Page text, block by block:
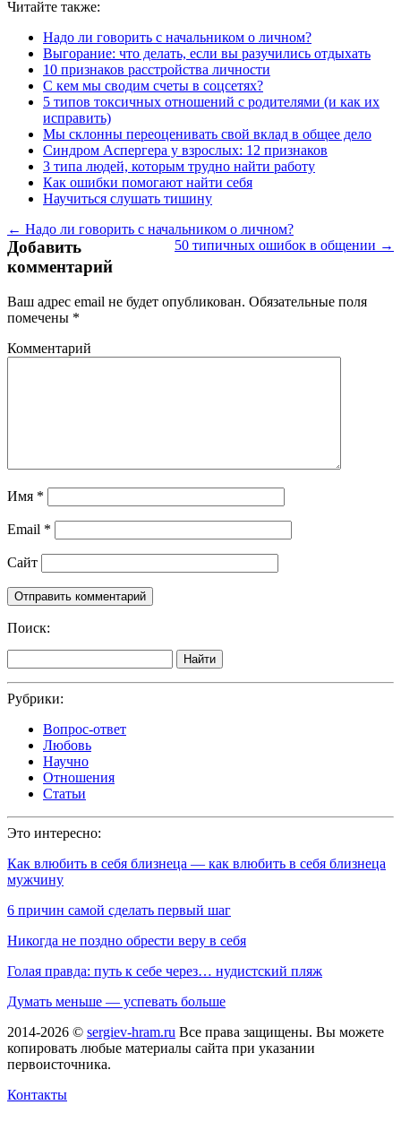
Читайте также:
Надо ли говорить с начальником о личном?
Выгорание: что делать, если вы разучились отдыхать
10 признаков расстройства личности
С кем мы сводим счеты в соцсетях?
5 типов токсичных отношений с родителями (и как их
исправить)
Мы склонны переоценивать свой вклад в общее дело
Синдром Аспергера у взрослых: 12 признаков
3 типа людей, которым трудно найти работу
Как ошибки помогают найти себя
Научиться слушать тишину
← Надо ли говорить с начальником о личном?
50 типичных ошибок в общении →
Добавить
комментарий
Ваш адрес email не будет опубликован. Обязательные поля
помечены *
Комментарий
Имя *
Email *
Сайт
Поиск:
Найти
Рубрики:
Вопрос-ответ
Любовь
Научно
Отношения
Статьи
Это интересно:
Как влюбить в себя близнеца — как влюбить в себя близнеца
мужчину
6 причин самой сделать первый шаг
Никогда не поздно обрести веру в себя
Голая правда: путь к себе через… нудистский пляж
Думать меньше — успевать больше
2014-2026 © sergiev-hram.ru Все права защищены. Вы можете
копировать любые материалы сайта при указании
первоисточника.
Контакты